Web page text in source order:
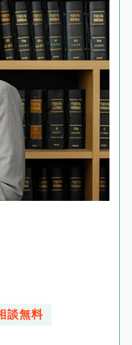
談無料